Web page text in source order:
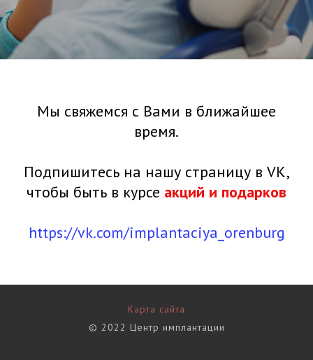
Мы свяжемся с Вами в ближайшее
время.
Подпишитесь на нашу страницу в VK,
чтобы быть в курсе акций и подарков
https://vk.com/implantaciya_orenburg
Карта сайта
© 2022 Центр имплантации